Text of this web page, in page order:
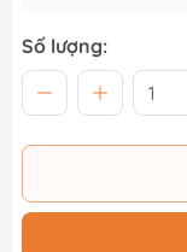
Số lượng: